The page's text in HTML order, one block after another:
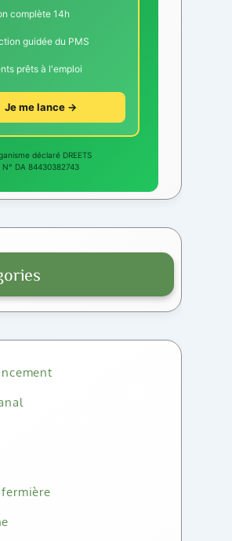
complète 14h
guidée du PMS
prêts à l'emploi
Je me lance →
déclaré DREETS
N° DA 84430382743